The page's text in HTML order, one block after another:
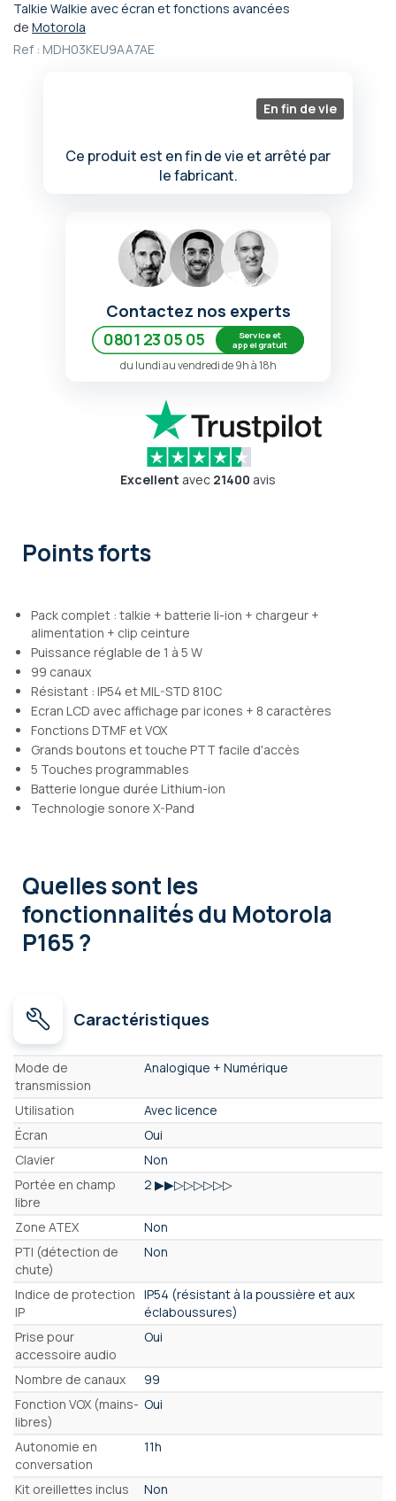
Talkie Walkie avec écran et fonctions avancées
de Motorola
Ref : MDH03KEU9AA7AE
En fin de vie
Ce produit est en fin de vie et arrêté par
le fabricant.
Passer
au
début
Contactez nos experts
0801 23 05 05
Service et
appel gratuit
du lundi au vendredi de 9h à 18h
Excellent avec 21400 avis
Points forts
Pack complet : talkie + batterie li-ion + chargeur +
alimentation + clip ceinture
Puissance réglable de 1 à 5 W
99 canaux
Résistant : IP54 et MIL-STD 810C
Ecran LCD avec affichage par icones + 8 caractères
Fonctions DTMF et VOX
Grands boutons et touche PTT facile d'accès
5 Touches programmables
Batterie longue durée Lithium-ion
Technologie sonore X-Pand
Quelles sont les
fonctionnalitésdu Motorola
P165 ?
Caractéristiques
Caractéristiques
Mode de
transmission
Analogique + Numérique
Utilisation
Avec licence
Écran
Oui
Clavier
Non
Portée en champ
libre
2 ▶▶▷▷▷▷▷▷
Zone ATEX
Non
PTI (détection de
chute)
Non
Indice de protection
IP
IP54 (résistant à la poussière et aux
éclaboussures)
Prise pour
accessoire audio
Oui
Nombre de canaux
99
Fonction VOX (mains-
libres)
Oui
Autonomie en
conversation
11h
Kit oreillettes inclus
Non